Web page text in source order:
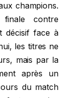
champions.
finale contre
décisif face à
les titres ne
mais par la
après un
du match